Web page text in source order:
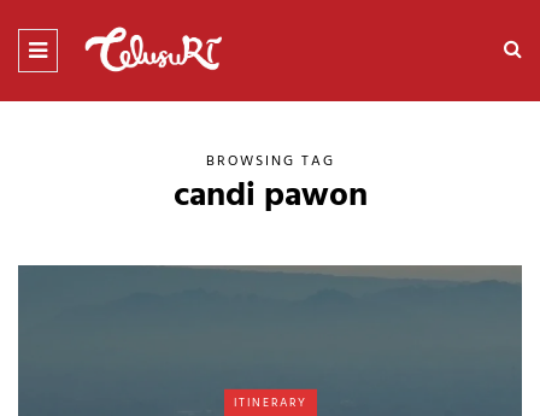
BROWSING TAG
candi pawon
ITINERARY